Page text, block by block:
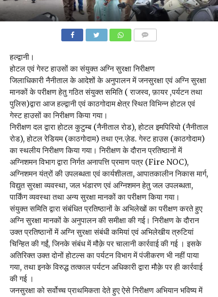
हल्द्वानी।
होटल एवं गेस्ट हाउसों का संयुक्त अग्नि सुरक्षा निरीक्षण
जिलाधिकारी नैनीताल के आदेशों के अनुपालन में जनसुरक्षा एवं अग्नि सुरक्षा
मानकों के परीक्षण हेतु गठित संयुक्त समिति ( राजस्व, फ़ायर ,पर्यटन तथा
पुलिस)द्वारा आज हल्द्वानी एवं काठगोदाम क्षेत्र स्थित विभिन्न होटल एवं
गेस्ट हाउसों का निरीक्षण किया गया।
निरीक्षण दल द्वारा होटल कुटुम्ब (नैनीताल रोड), होटल इमपिरियो (नैनीताल
रोड), होटल रेडियम (काठगोदाम) तथा एन.ज़ेड. गेस्ट हाउस (काठगोदाम)
का स्थलीय निरीक्षण किया गया। निरीक्षण के दौरान प्रतिष्ठानों में
अग्निशमन विभाग द्वारा निर्गत अनापत्ति प्रमाण पत्र (Fire NOC),
अग्निशमन यंत्रों की उपलब्धता एवं कार्यशीलता, आपातकालीन निकास मार्ग,
विद्युत सुरक्षा व्यवस्था, जल भंडारण एवं अग्निशमन हेतु जल उपलब्धता,
पार्किंग व्यवस्था तथा अन्य सुरक्षा मानकों का परीक्षण किया गया।
संयुक्त समिति द्वारा संबंधित प्रतिष्ठानों के अभिलेखों का परीक्षण करते हुए
अग्नि सुरक्षा मानकों के अनुपालन की समीक्षा की गई। निरीक्षण के दौरान
उक्त प्रतिष्ठानों में अग्नि सुरक्षा संबंधी कमियां एवं अभिलेखीय त्रुटियां
चिन्हित की गईं, जिनके संबंध में मौक़े पर चालानी कार्रवाई की गई । इसके
अतिरिक्त उक्त दोनों होटल्स का पर्यटन विभाग में पंजीकरण भी नहीं पाया
गया, तथा इनके विरुद्ध तत्काल पर्यटन अधिकारी द्वारा मौक़े पर ही कार्रवाई
की गई ।
जनसुरक्षा को सर्वोच्च प्राथमिकता देते हुए ऐसे निरीक्षण अभियान भविष्य में